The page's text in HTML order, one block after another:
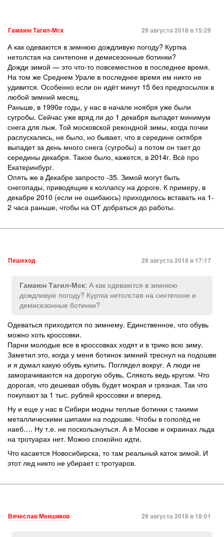
Гамаюн Тагил-Мск 29 августа 2018 в 15:29
А как одеваются в зимнюю дождливую погоду? Куртка
нетолстая на синтепоне и демисезонные ботинки?
Дожди зимой — это что-то повсеместное в последнее время.
На том же Среднем Урале в последнее время им никто не
удивится. Особенно если он идёт минут 15 без предпосылок в
любой зимний месяц.
Раньше, в 1990е годы, у нас в начале ноября уже были
сугробы. Сейчас уже вряд ли до 1 декабря выпадет минимум
снега для лыж. Той московской рекондной зимы, когда почки
распускались, не было, но бывает, что в середине октября
выпадет за день много снега (сугробы) а потом он тает до
середины декабря. Такое было, кажется, в 2014г. Всё про
Екатеринбург.
Опять же в Декабре запросто -35. Зимой могут быть
снегопады, приводящие к коллапсу на дороге. К примеру, в
декабре 2010 (если не ошибаюсь) приходилось вставать на 1-
2 часа раньше, чтобы на ОТ добраться до работы.
Пешеход 29 августа 2018 в 17:17
Гамаюн Тагил-Мск: А как одеваются в зимнюю
дождливую погоду? Куртка нетолстая на синтепоне и
демисезонные ботинки?
Одеваться приходится по зимнему. Единственное, что обувь
можно хоть кроссовки.
Парни молодые все в кроссовках ходят и в трико всю зиму.
Заметил это, когда у меня ботинок зимний треснул на подошве
и я думал какую обувь купить. Поглядел вокруг. А люди не
заморачиваются на дорогую обувь. Слякоть ведь кругом. Что
дорогая, что дешевая обувь будет мокрая и грязная. Так что
покупают за 1 тыс. рублей кроссовки и вперед.
Ну и еще у нас в Сибири модны теплые ботинки с такими
металлическими шипами на подошве. Чтобы в гололёд не
наеб…. Ну т.е. не поскользнуться. А в Москве и окраинах льда
на тротуарах нет. Можно спокойно идти.
Что касается Новосибирска, то там реальный каток зимой. И
этот лед никто не убирает с тротуаров.
Вячеслав Меншиков 29 августа 2018 в 18:01